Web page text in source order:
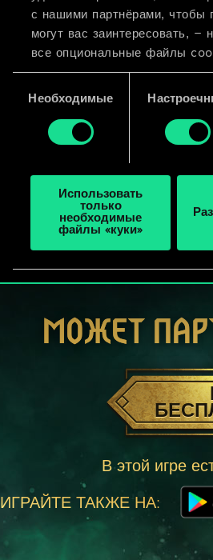
с нашими партнёрами, чтобы
могут вас заинтересовать,
все опциональные файлы
Найти подробную
«Настройки» ниже.
согласия
Необходимые
Использовать
только
необходимые
файлы «куки»
МОЖЕТ
В этой игре
ИГРАЙТЕ ТАКЖЕ НА: